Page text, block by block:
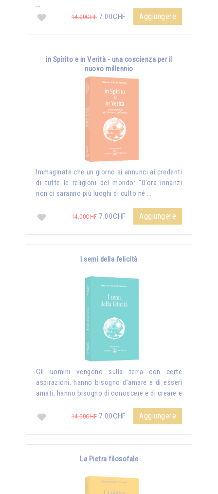
…
14.00CHF7.00CHF Aggiungere
in Spirito e in Verità - una coscienza per il
nuovo millennio
Immaginate che un giorno si annunci ai credenti
di tutte le religioni del mondo: "D’ora innanzi
non ci saranno più luoghi di culto né …
14.00CHF7.00CHF Aggiungere
I semi della felicità
Gli uomini vengono sulla terra con certe
aspirazioni, hanno bisogno d’amare e di esseri
amati, hanno bisogno di conoscere e di creare e
…
14.00CHF7.00CHF Aggiungere
La Pietra filosofale